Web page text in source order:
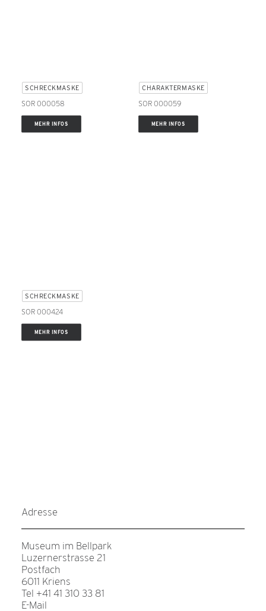
SCHRECKMASKE
SOR 000058
MEHR INFOS
CHARAKTERMASKE
SOR 000059
MEHR INFOS
SCHRECKMASKE
SOR 000424
MEHR INFOS
Adresse
Museum im Bellpark
Luzernerstrasse 21
Postfach
6011 Kriens
Tel +41 41 310 33 81
E-Mail